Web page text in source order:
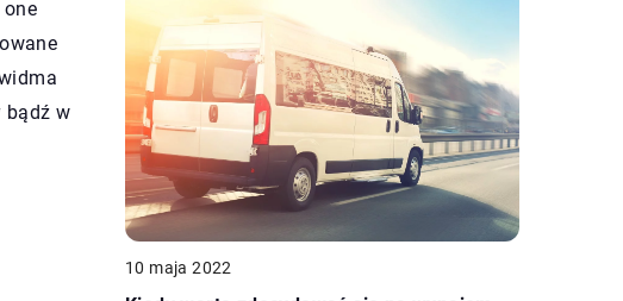
bądź w
10 maja 2022